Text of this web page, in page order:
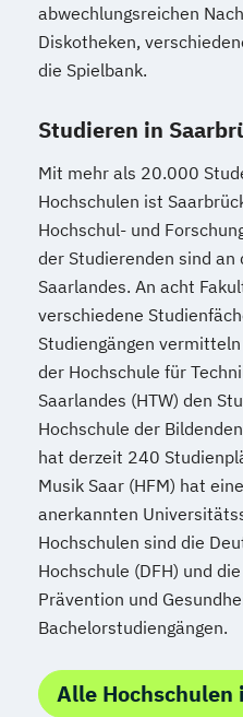
abwechlungsreichen
Diskotheken,
die Spielbank.
Studieren in
Mit mehr als 20.000
Hochschulen ist
Hochschul- und
der Studierenden sind
Saarlandes. An acht
verschiedene
Studiengängen
der Hochschule für
Saarlandes (HTW) den
Hochschule der
hat derzeit 240
Musik Saar (HFM) hat
anerkannten
Hochschulen sind die
Hochschule (DFH) und
Prävention und
Bachelorstudiengängen.
Alle Hochschulen